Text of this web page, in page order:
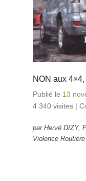
NON aux
Publié le 13
4 340 visites |
par Hervé DIZY,
Violence